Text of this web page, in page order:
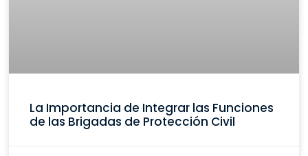
La Importancia de Integrar las Funciones
de las Brigadas de Protección Civil